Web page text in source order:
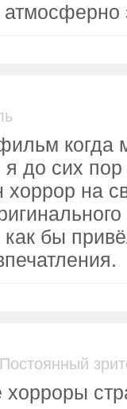
когда
до сих пор
на
как бы
Постоянный
хорроры